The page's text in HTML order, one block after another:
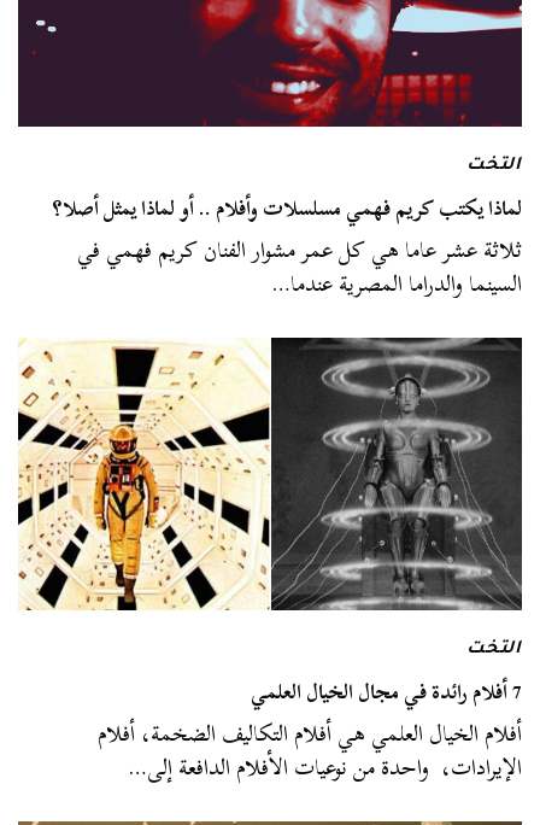
التخت
لماذا يكتب كريم فهمي مسلسلات وأفلام .. أو لماذا يمثل أصلا؟
ثلاثة عشر عاما هي كل عمر مشوار الفنان كريم فهمي في
السينما والدراما المصرية عندما…
التخت
7 أفلام رائدة في مجال الخيال العلمي
أفلام الخيال العلمي هي أفلام التكاليف الضخمة، أفلام
الإيرادات، واحدة من نوعيات الأفلام الدافعة إلى…